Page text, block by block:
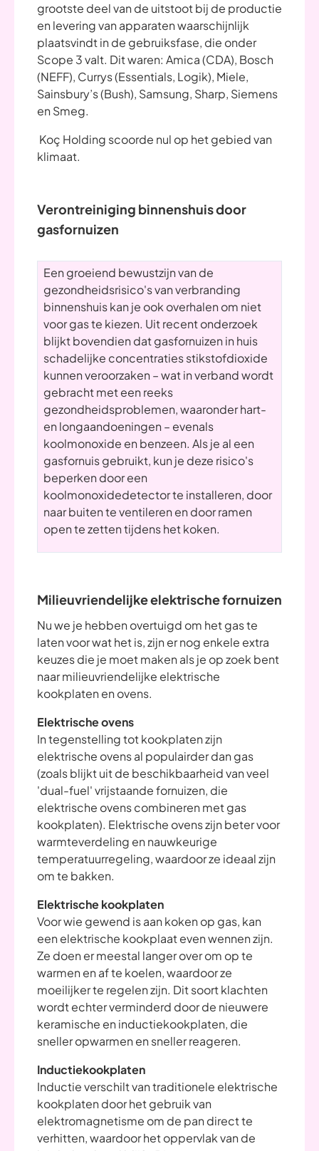
grootste deel van de uitstoot bij de productie
en levering van apparaten waarschijnlijk
plaatsvindt in de gebruiksfase, die onder
Scope 3 valt. Dit waren: Amica (CDA), Bosch
(NEFF), Currys (Essentials, Logik), Miele,
Sainsbury’s (Bush), Samsung, Sharp, Siemens
en Smeg.
Koç Holding scoorde nul op het gebied van
klimaat.
Verontreiniging binnenshuis door
gasfornuizen
Een groeiend bewustzijn van de
gezondheidsrisico's van verbranding
binnenshuis kan je ook overhalen om niet
voor gas te kiezen. Uit recent onderzoek
blijkt bovendien dat gasfornuizen in huis
schadelijke concentraties stikstofdioxide
kunnen veroorzaken – wat in verband wordt
gebracht met een reeks
gezondheidsproblemen, waaronder hart-
en longaandoeningen – evenals
koolmonoxide en benzeen. Als je al een
gasfornuis gebruikt, kun je deze risico's
beperken door een
koolmonoxidedetector te installeren, door
naar buiten te ventileren en door ramen
open te zetten tijdens het koken.
Milieuvriendelijke elektrische fornuizen
Nu we je hebben overtuigd om het gas te
laten voor wat het is, zijn er nog enkele extra
keuzes die je moet maken als je op zoek bent
naar milieuvriendelijke elektrische
kookplaten en ovens.
Elektrische ovens
In tegenstelling tot kookplaten zijn
elektrische ovens al populairder dan gas
(zoals blijkt uit de beschikbaarheid van veel
'dual-fuel' vrijstaande fornuizen, die
elektrische ovens combineren met gas
kookplaten). Elektrische ovens zijn beter voor
warmteverdeling en nauwkeurige
temperatuurregeling, waardoor ze ideaal zijn
om te bakken.
Elektrische kookplaten
Voor wie gewend is aan koken op gas, kan
een elektrische kookplaat even wennen zijn.
Ze doen er meestal langer over om op te
warmen en af te koelen, waardoor ze
moeilijker te regelen zijn. Dit soort klachten
wordt echter verminderd door de nieuwere
keramische en inductiekookplaten, die
sneller opwarmen en sneller reageren.
Inductiekookplaten
Inductie verschilt van traditionele elektrische
kookplaten door het gebruik van
elektromagnetisme om de pan direct te
verhitten, waardoor het oppervlak van de